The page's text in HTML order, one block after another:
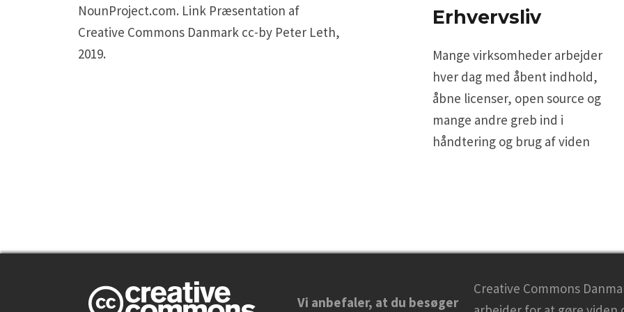
NounProject.com. Link Præsentation af
Creative Commons Danmark cc-by Peter Leth,
2019.
Erhvervsliv
Mange virksomheder arbejder
hver dag med åbent indhold,
åbne licenser, open source og
mange andre greb ind i
håndtering og brug af viden
Vi anbefaler, at du besøger
Creative Commons